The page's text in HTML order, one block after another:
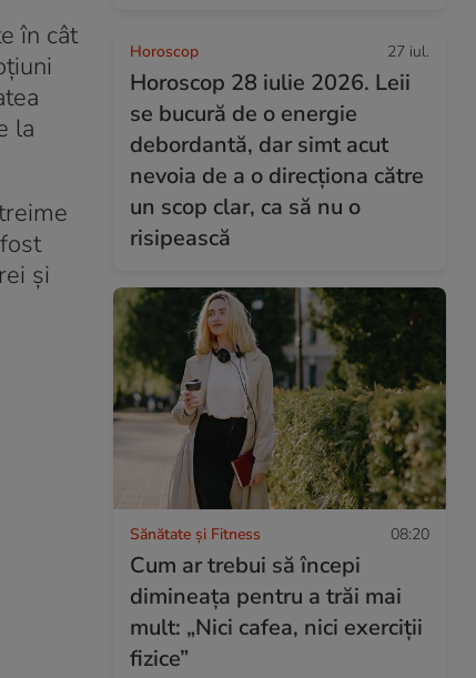
în cât
la
și
Horoscop 27 iul.
Horoscop 28 iulie 2026. Leii
se bucură de o energie
debordantă, dar simt acut
nevoia de a o direcționa către
un scop clar, ca să nu o
risipească
Sănătate și Fitness 08:20
Cum ar trebui să începi
dimineața pentru a trăi mai
mult: „Nici cafea, nici exerciții
fizice”